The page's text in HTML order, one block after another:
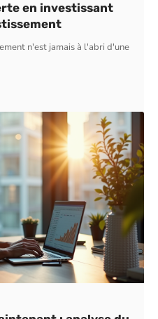
en investissant
n'est jamais à l'abri d'une